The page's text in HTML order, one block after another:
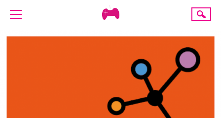
Creative
PROJEKTE
Suche